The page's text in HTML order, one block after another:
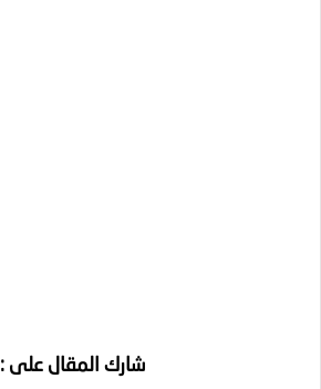
شارك المقال على :